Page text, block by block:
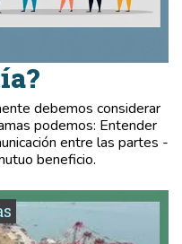
debemos considerar
podemos: Entender
entre las partes -
beneficio.